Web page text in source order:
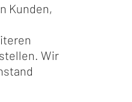
Kunden,
Wir